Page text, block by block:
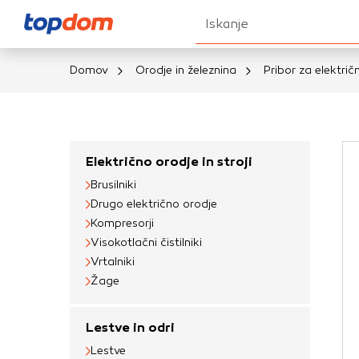
Domov Orodje in železnina Pribor za
Električno orodje in stroji
Brusilniki
Drugo električno orodje
Kompresorji
Visokotlačni čistilniki
Vrtalniki
Žage
Lestve in odri
Lestve
Vaša zasebnost
Ko obiščete katero
brskalnika,
vašo napravo ali pa
informacije
prilagojeno
različna imena
določenih vrst